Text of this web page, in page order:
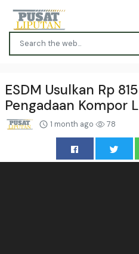
ESDM Usulkan Rp
Pengadaan Kompor
1 month ago 78